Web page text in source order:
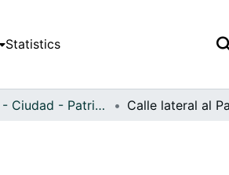
Statistics
APFFVC - Ciudad - Patrimonial